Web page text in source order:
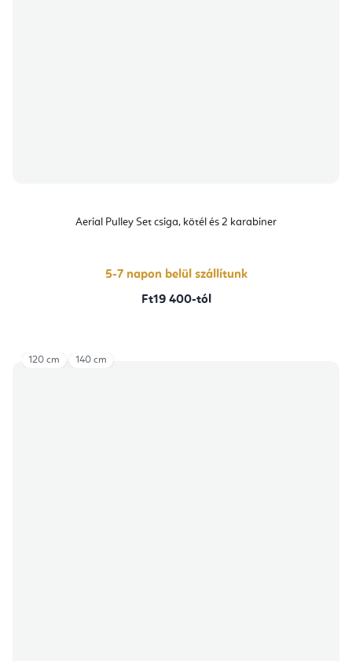
Aerial Pulley Set csiga, kötél és 2 karabiner
5-7 napon belül szállítunk
Ft19 400-tól
120 cm 140 cm